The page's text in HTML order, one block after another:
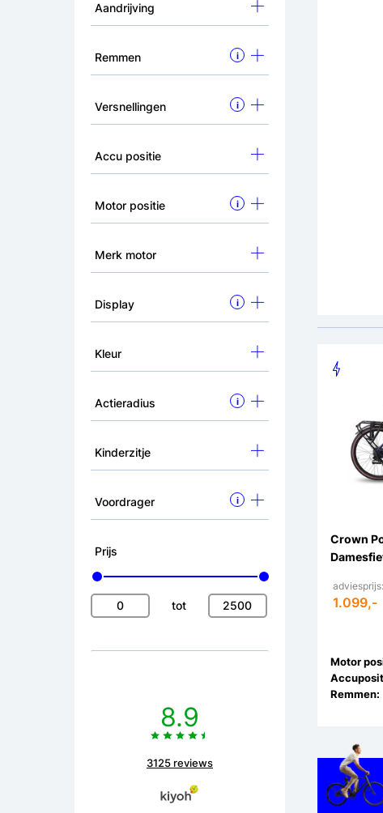
Aandrijving
Remmen i
Versnellingen i
Accu positie
Motor positie i
Merk motor
Display i
Kleur
Actieradius i
Kinderzitje
Voordrager i
Prijs
tot
8.9
3125 reviews
Crown
1.099,-
Motor
Remmen: